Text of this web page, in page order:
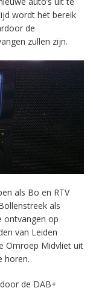
wordt het bereik
de
zullen zijn.
als Bo en RTV
als
ontvangen op
van Leiden
Omroep Midvliet uit
horen.
de DAB+